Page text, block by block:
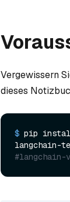
Vergewissern
dieses
$ pip
#langchain-